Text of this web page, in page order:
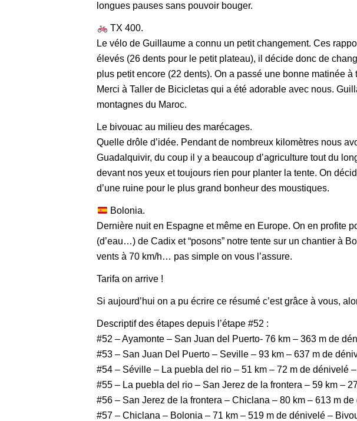
longues pauses sans pouvoir bouger.
TX 400.
Le vélo de Guillaume a connu un petit changement. Ces
élevés (26 dents pour le petit plateau), il décide donc de
plus petit encore (22 dents). On a passé une bonne matinée
Merci à Taller de Bicicletas qui a été adorable avec nous.
montagnes du Maroc.
Le bivouac au milieu des marécages.
Quelle drôle d’idée. Pendant de nombreux kilomètres nous
Guadalquivir, du coup il y a beaucoup d’agriculture tout du
devant nos yeux et toujours rien pour planter la tente. On
d’une ruine pour le plus grand bonheur des moustiques.
Bolonia.
Dernière nuit en Espagne et même en Europe. On en profite
(d’eau…) de Cadix et “posons” notre tente sur un chantier à
vents à 70 km/h… pas simple on vous l’assure.
Tarifa on arrive !
Si aujourd’hui on a pu écrire ce résumé c’est grâce à vous,
Descriptif des étapes depuis l’étape #52 :
#52 – Ayamonte – San Juan del Puerto- 76 km – 363 m de
#53 – San Juan Del Puerto – Seville – 93 km – 637 m de
#54 – Séville – La puebla del rio – 51 km – 72 m de dénivelé
#55 – La puebla del rio – San Jerez de la frontera – 59 km –
#56 – San Jerez de la frontera – Chiclana – 80 km – 613 m
#57 – Chiclana – Bolonia – 71 km – 519 m de dénivelé –